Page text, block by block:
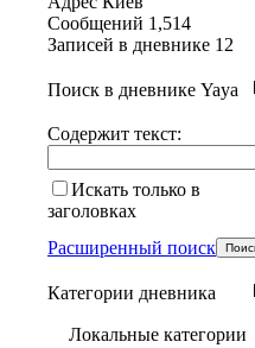
Сообщений 1,514
Записей в дневнике 12
Поиск в дневнике Yaya
Содержит текст:
Искать только в
заголовках
Расширенный поиск
Категории дневника
Локальные категории